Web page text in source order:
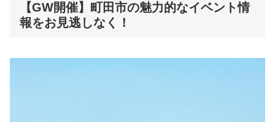
【GW開催】町田市の魅力的なイベント情
報をお見逃しなく！